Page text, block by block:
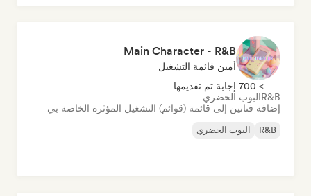
Main Character - R&B
أمين قائمة التشغيل
> 700 إجابة تم تقديمها
R&Bالبوب الحضري
إضافة فنانين إلى قائمة (قوائم) التشغيل المؤثرة الخاصة بي
R&B البوب الحضري